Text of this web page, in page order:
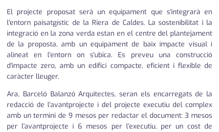
El projecte proposat serà un equipament que s'integrarà en
l'entorn paisatgístic de la Riera de Caldes. La sostenibilitat i la
integració en la zona verda estan en el centre del plantejament
de la proposta, amb un equipament de baix impacte visual i
alineat en l'entorn on s'ubica. Es preveu una construcció
d'impacte zero, amb un edifici compacte, eficient i flexible de
caràcter lleuger.
Ara, Barceló Balanzó Arquitectes, seran els encarregats de la
redacció de l'avantprojecte i del projecte executiu del complex
amb un termini de 9 mesos per redactar el document: 3 mesos
per l'avantprojecte i 6 mesos per l'executiu, per un cost de